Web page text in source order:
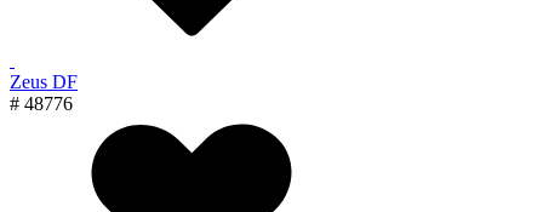
Zeus DF
# 48776